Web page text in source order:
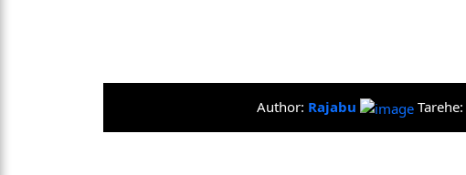
Author: Rajabu Tarehe: